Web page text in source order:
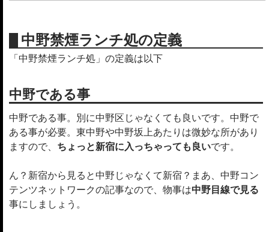
中野禁煙ランチ処の定義
「中野禁煙ランチ処」の定義は以下
中野である事
中野である事。別に中野区じゃなくても良いです。中野で
ある事が必要。東中野や中野坂上あたりは微妙な所があり
ますので、 ちょっと新宿に入っちゃっても良いです。
ん？新宿から見ると中野じゃなくて新宿？まあ、中野コン
テンツネットワークの記事なので、物事は中野目線で見る
事にしましょう。